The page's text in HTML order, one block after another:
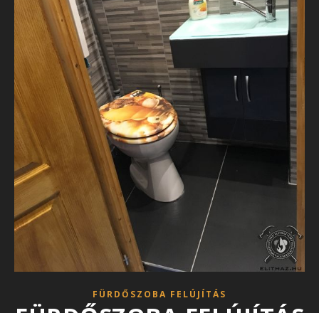
FÜRDŐSZOBA FELÚJÍTÁS